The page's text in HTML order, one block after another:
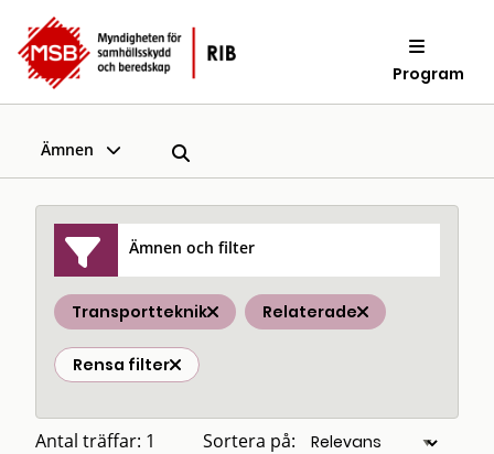
Program
Ämnen
Ämnen och filter
Transportteknik Relaterade
Rensa filter
Antal träffar: 1 Sortera på: